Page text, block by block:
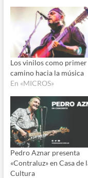
Los vinilos como primer
camino hacia la música
En «MICROS»
Pedro Aznar presenta
«Contraluz» en Casa de
Cultura